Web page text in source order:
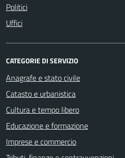
Politici
Uffici
CATEGORIE DI SERVIZIO
Anagrafe e stato civile
Catasto e urbanistica
Cultura e tempo libero
Educazione e formazione
Imprese e commercio